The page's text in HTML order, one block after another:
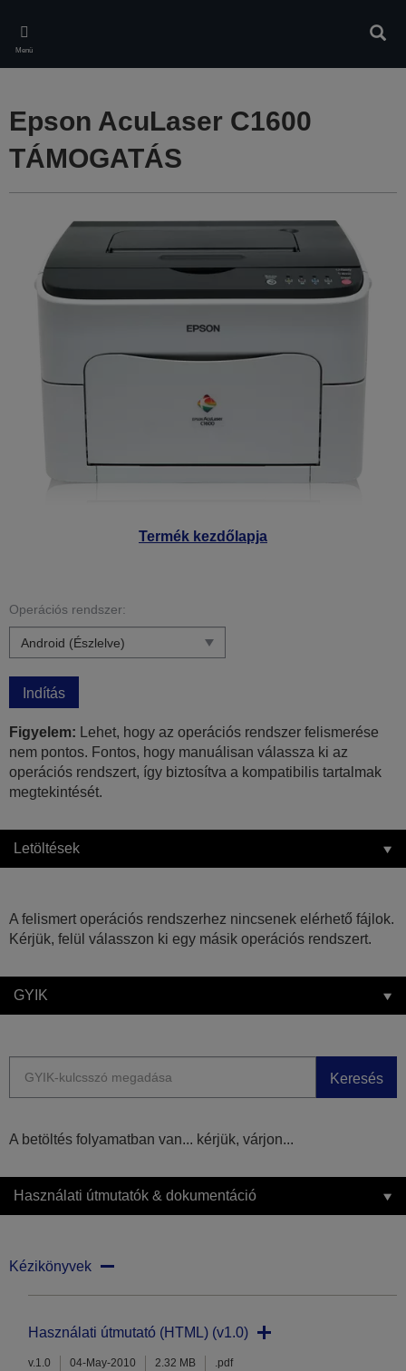
main
content
Menü
Termék kezdőlapja
Epson AcuLaser C1600
TÁMOGATÁS
Operációs rendszer:
Indítás
Figyelem: Lehet, hogy az operációs rendszer felismerése
nem pontos. Fontos, hogy manuálisan válassza ki az
operációs rendszert, így biztosítva a kompatibilis tartalmak
megtekintését.
Letöltések
A felismert operációs rendszerhez nincsenek elérhető fájlok.
Kérjük, felül válasszon ki egy másik operációs rendszert.
GYIK
Keresés
A betöltés folyamatban van... kérjük, várjon...
Használati útmutatók & dokumentáció
Kézikönyvek
Használati útmutató (HTML) (v1.0)
v.1.0 04-May-2010 2.32 MB .pdf